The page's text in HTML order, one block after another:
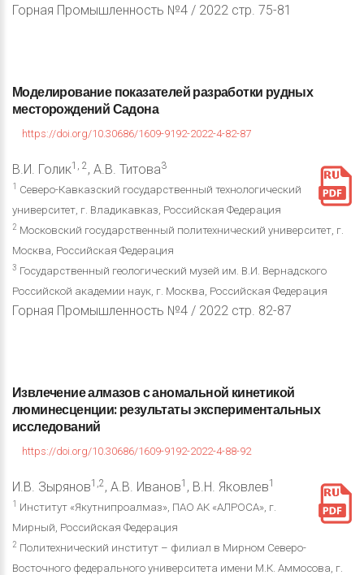
Горная Промышленность №4 / 2022 стр. 75-81
Моделирование показателейразработки рудных
месторожденийСадона
https://doi.org/10.30686/1609-9192-2022-4-82-87
В.И. Голик1, 2, А.В. Титова3
1
Северо-Кавказский государственный технологический
университет, г. Владикавказ, Российская Федерация
2 Московский государственный политехнический университет, г.
Москва, Российская Федерация
3 Государственный геологический музей им. В.И. Вернадского
Российской академии наук, г. Москва, Российская Федерация
Горная Промышленность №4 / 2022 стр. 82-87
Извлечениеалмазовсаномальной кинетикой
люминесценции:результатыэкспериментальных
исследований
https://doi.org/10.30686/1609-9192-2022-4-88-92
И.В. Зырянов1,2, А.В. Иванов1 , В.Н. Яковлев1
1
Институт «Якутнипроалмаз», ПАО АК «АЛРОСА», г.
Мирный, Российская Федерация
2 Политехнический институт – филиал в Мирном Северо-
Восточного федерального университета имени М.К. Аммосова, г.